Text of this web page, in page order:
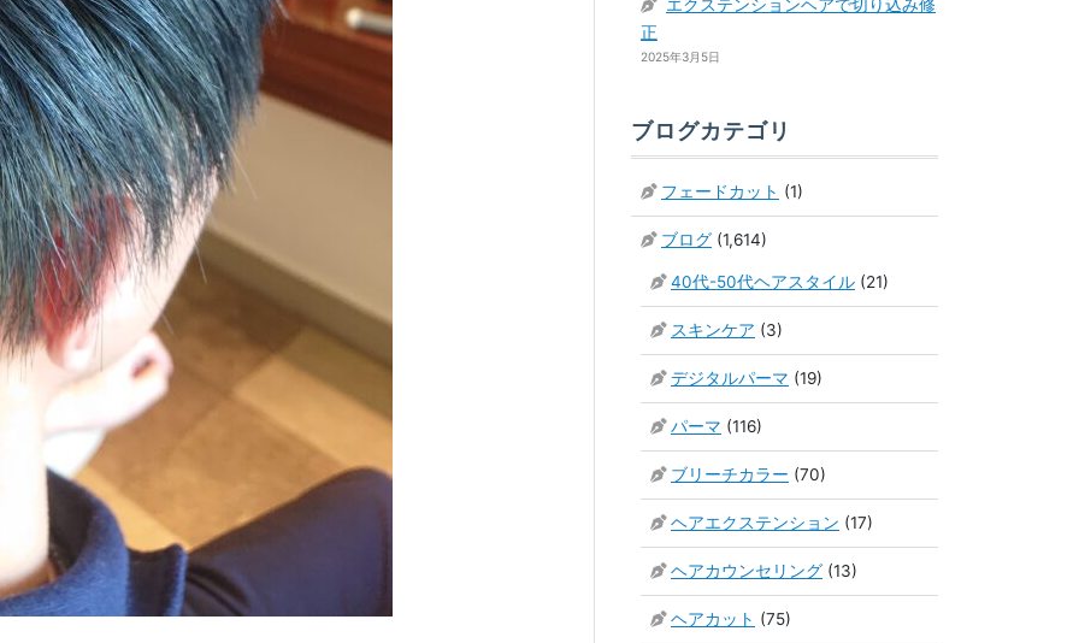
エクステンションヘアで切り込み修
正
2025年3月5日
ブログカテゴリ
フェードカット (1)
ブログ (1,614)
40代-50代ヘアスタイル (21)
スキンケア (3)
デジタルパーマ (19)
パーマ (116)
ブリーチカラー (70)
ヘアエクステンション (17)
ヘアカウンセリング (13)
ヘアカット (75)